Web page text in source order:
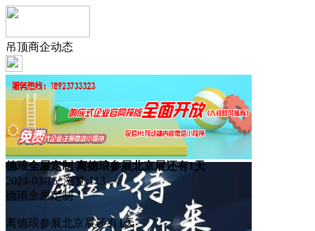
吊顶商企动态
德琅全屋定制 离德琅参展北京展还有1天
2024-03-15 浏览:113
德琅全屋定制
离德琅参展北京展还有1天